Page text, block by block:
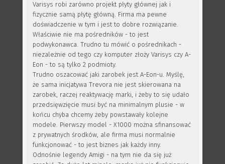
Varisys robi zarówno projekt płyty głównej jak i
fizycznie samą płytę główną. Firma ma pewne
doświadczenie w tym i jest to dobre rozwiązanie.
Właściwie nie ma pośredników - to jest
podwykonawca. Trudno tu mówić o pośrednikach -
niezależnie od tego czy komputer złoży Varisys czy A-
Eon - to są tylko 2 podmioty.
Trudno oszacować jaki zarobek jest A-Eon-u. Myślę,
że sama inicjatywa Trevora nie jest skierowana na
zarobek, raczej reaktywację marki, i żeby to się udało
przedsięwzięcie musi być na minimalnym plusie - w
końcu chyba chcemy żeby powstawały kolejne
modele. Pierwszy model - X1000 można sfinansować
z prywatnych środków, ale firma musi normalnie
funkcjonować - to jest biznes jak każdy inny.
Odnośnie legendy Amigi - na tym nie da się już